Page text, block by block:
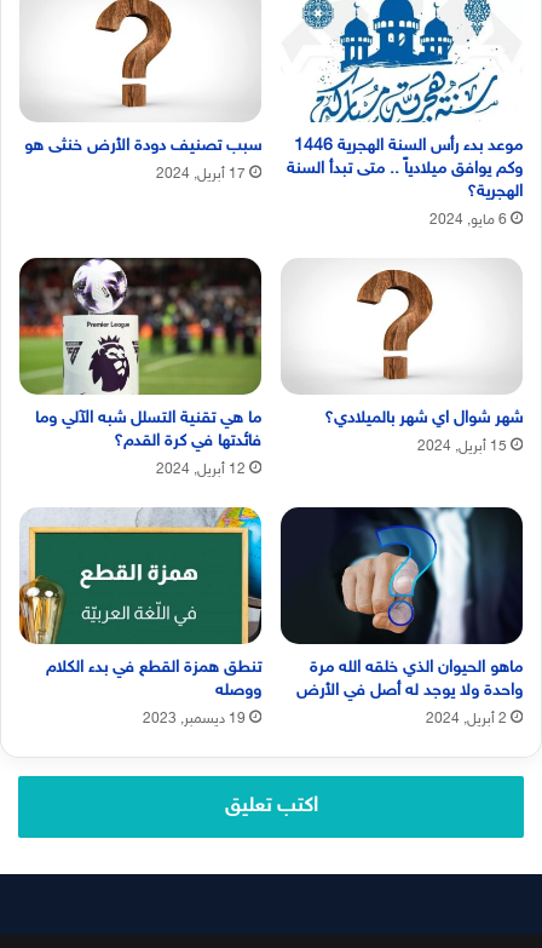
موعد بدء رأس السنة الهجرية 1446
وكم يوافق ميلادياً .. متى تبدأ السنة
الهجرية؟
6 مايو, 2024
سبب تصنيف دودة الأرض خنثى هو
17 أبريل, 2024
شهر شوال اي شهر بالميلادي؟
15 أبريل, 2024
ما هي تقنية التسلل شبه الآلي وما
فائدتها في كرة القدم؟
12 أبريل, 2024
ماهو الحيوان الذي خلقه الله مرة
واحدة ولا يوجد له أصل في الأرض
2 أبريل, 2024
تنطق همزة القطع في بدء الكلام
ووصله
19 ديسمبر, 2023
اكتب تعليق